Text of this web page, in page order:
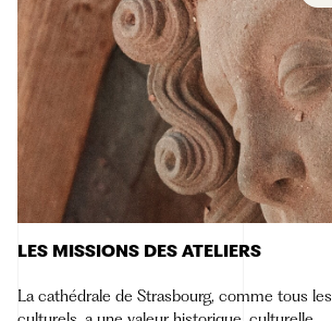
LES MISSIONS DES ATELIERS
La cathédrale de Strasbourg, comme tous